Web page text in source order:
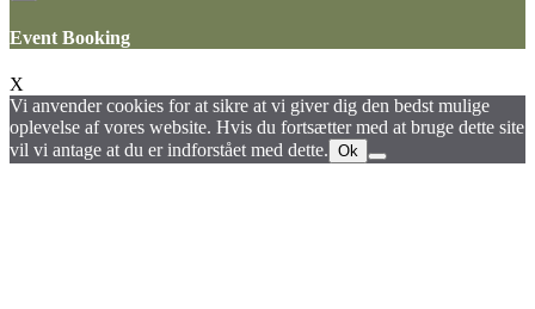
Event Booking
X
Vi anvender cookies for at sikre at vi giver dig den bedst mulige
oplevelse af vores website. Hvis du fortsætter med at bruge dette site
vil vi antage at du er indforstået med dette. Ok